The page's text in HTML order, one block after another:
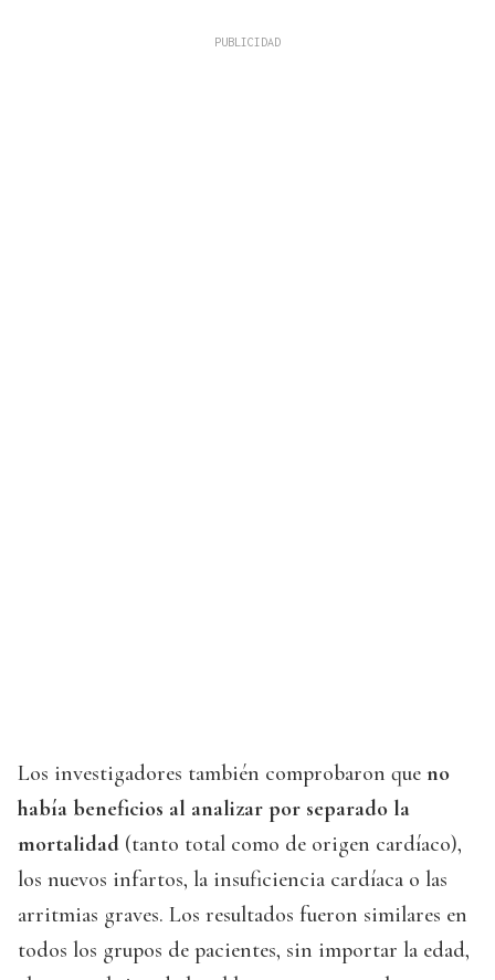
Los investigadores también comprobaron que no
había beneficios al analizar por separado la
mortalidad (tanto total como de origen cardíaco),
los nuevos infartos, la insuficiencia cardíaca o las
arritmias graves. Los resultados fueron similares en
todos los grupos de pacientes, sin importar la edad,